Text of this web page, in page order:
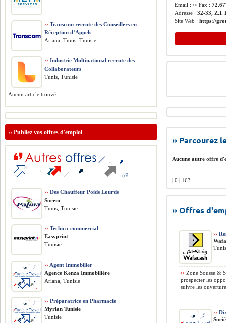
Email : /> Fax :
Adresse :32-33, Z.I.
Site Web :https://
››
Aucune autre offre
| 0 | 163
›› Offres
››
›› Zone Sousse &
prospecter les
suivre les
››
›› Transcom recrute des Conseillers en
Réception d’Appels
Ariana, Tunis, Tunisie
›› Industrie Multinational recrute des
Collaborateurs
Tunis, Tunisie
Aucun article trouvé.
››Publiez vos offres d'emploi
›› Des Chauffeur Poids Lourds
Socem
Tunis, Tunisie
›› Techico-commercial
Easyprint
Tunisie
›› Agent Immobilier
Agence Kenza Immobilière
Ariana, Tunisie
›› Préparatrice en Pharmacie
Myrlan Tunisie
Tunisie